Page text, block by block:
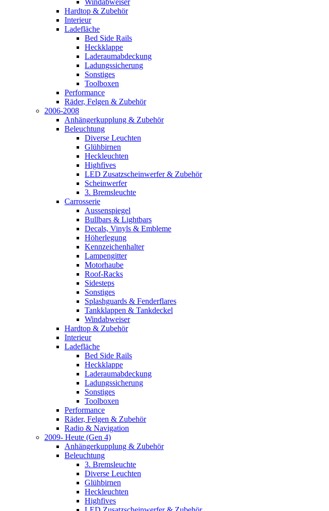
Hardtop & Zubehör
Interieur
Ladefläche
Bed Side Rails
Heckklappe
Laderaumabdeckung
Ladungssicherung
Sonstiges
Toolboxen
Performance
Räder, Felgen & Zubehör
2006-2008
Anhängerkupplung & Zubehör
Beleuchtung
Diverse Leuchten
Glühbirnen
Heckleuchten
Highfives
LED Zusatzscheinwerfer & Zubehör
Scheinwerfer
3. Bremsleuchte
Carrosserie
Aussenspiegel
Bullbars & Lightbars
Decals, Vinyls & Embleme
Höherlegung
Kennzeichenhalter
Lampengitter
Motorhaube
Roof-Racks
Sidesteps
Sonstiges
Splashguards & Fenderflares
Tankklappen & Tankdeckel
Windabweiser
Hardtop & Zubehör
Interieur
Ladefläche
Bed Side Rails
Heckklappe
Laderaumabdeckung
Ladungssicherung
Sonstiges
Toolboxen
Performance
Räder, Felgen & Zubehör
Radio & Navigation
2009- Heute (Gen 4)
Anhängerkupplung & Zubehör
Beleuchtung
3. Bremsleuchte
Diverse Leuchten
Glühbirnen
Heckleuchten
Highfives